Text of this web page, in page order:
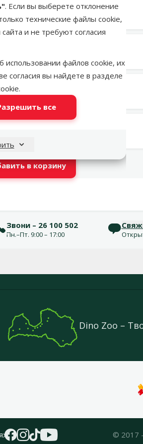
. Если вы выберете отклонение
технические файлы cookie,
и не требуют согласия
файлов cookie, их
согласия вы найдете в разделе
.
все
отделение в среду
в корзину
Звони – 26 100 502
Пн.–Пт. 9:00 – 17:00
Dino Zoo –
© 2017